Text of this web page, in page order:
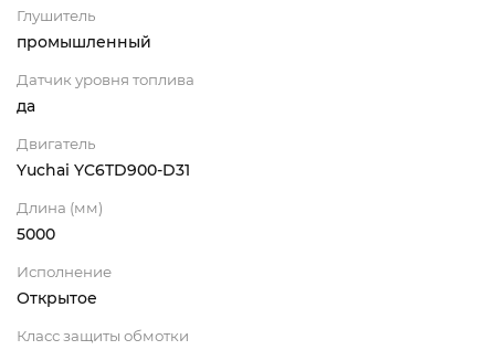
Глушитель
промышленный
Датчик уровня топлива
да
Двигатель
Yuchai YC6TD900-D31
Длина (мм)
5000
Исполнение
Открытое
Класс защиты обмотки